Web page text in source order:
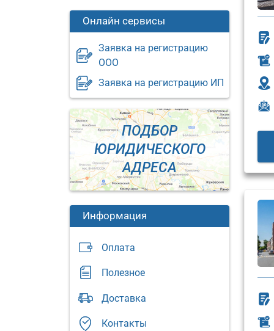
Онлайн сервисы
Заявка на регистрацию
ООО
Заявка на регистрацию ИП
ПОДБОР
ЮРИДИЧЕСКОГО
АДРЕСА
Информация
Оплата
Полезное
Доставка
Контакты
адрес:
Москва,
адрес: